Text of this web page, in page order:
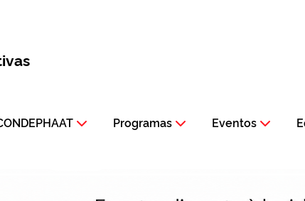
Programas Eventos